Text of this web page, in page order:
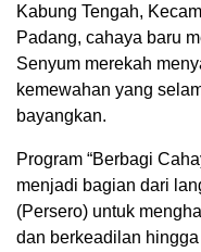
Kabung Tengah,
Padang, cahaya baru
Senyum merekah
kemewahan yang
bayangkan.
Program “Berbagi
menjadi bagian dari
(Persero) untuk
dan berkeadilan